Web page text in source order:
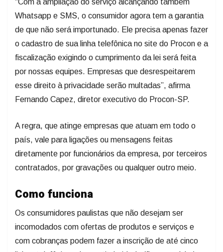
“Com a ampliação do serviço alcançando também
Whatsapp e SMS, o consumidor agora tem a garantia
de que não será importunado. Ele precisa apenas fazer
o cadastro de sua linha telefônica no site do Procon e a
fiscalização exigindo o cumprimento da lei será feita
por nossas equipes. Empresas que desrespeitarem
esse direito à privacidade serão multadas”, afirma
Fernando Capez, diretor executivo do Procon-SP.
A regra, que atinge empresas que atuam em todo o
país, vale para ligações ou mensagens feitas
diretamente por funcionários da empresa, por terceiros
contratados, por gravações ou qualquer outro meio.
Como funciona
Os consumidores paulistas que não desejam ser
incomodados com ofertas de produtos e serviços e
com cobranças podem fazer a inscrição de até cinco